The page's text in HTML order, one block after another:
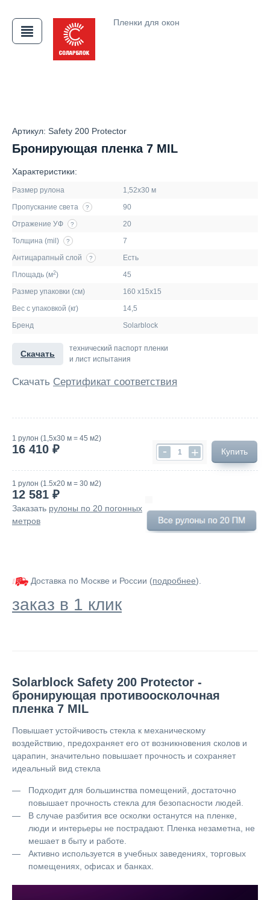
Пленки для окон
Артикул: Safety 200 Protector
Бронирующая пленка 7 MIL
Характеристики:
Размер рулона
1,52х30 м
Пропускание света
?
90
Отражение УФ
?
20
Толщина (mil)
?
7
Антицарапный слой
?
Есть
Площадь (м2)
45
Размер упаковки (см)
160 х15х15
Вес с упаковкой (кг)
14,5
Бренд
Solarblock
Скачать
технический паспорт пленки
и лист испытания
Скачать Сертификат соответствия
1 рулон (1,5х30 м = 45 м2)
16 410 ₽ - + Купить
1 рулон (1.5х20 м = 30 м2)
12 581 ₽
Заказать рулоны по 20 погонных
метров
Доставка по Москве и России (подробнее).
заказ в 1 клик
Solarblock Safety 200 Protector -
бронирующая противоосколочная
пленка 7 MIL
Повышает устойчивость стекла к механическому
воздействию, предохраняет его от возникновения сколов и
царапин, значительно повышает прочность и сохраняет
идеальный вид стекла
Подходит для большинства помещений, достаточно
повышает прочность стекла для безопасности людей.
В случае разбития все осколки останутся на пленке,
люди и интерьеры не пострадают. Пленка незаметна, не
мешает в быту и работе.
Активно используется в учебных заведениях, торговых
помещениях, офисах и банках.